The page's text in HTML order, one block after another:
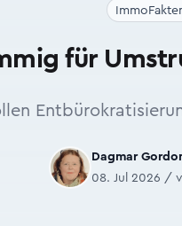
für
Dagmar
08. Jul 2026 /